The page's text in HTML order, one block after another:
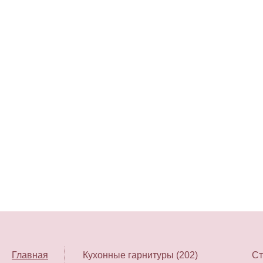
Главная Кухонные гарнитуры (202)